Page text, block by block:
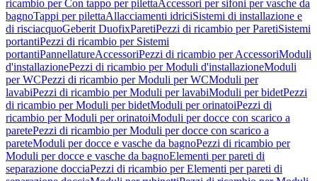
ricambio per Con tappo per pilettaAccessori per sifoni per vasche da
bagnoTappi per pilettaAllacciamenti idriciSistemi di installazione e
di risciacquoGeberit DuofixParetiPezzi di ricambio per ParetiSistemi
portantiPezzi di ricambio per Sistemi
portantiPannellatureAccessoriPezzi di ricambio per AccessoriModuli
d'installazionePezzi di ricambio per Moduli d'installazioneModuli
per WCPezzi di ricambio per Moduli per WCModuli per
lavabiPezzi di ricambio per Moduli per lavabiModuli per bidetPezzi
di ricambio per Moduli per bidetModuli per orinatoiPezzi di
ricambio per Moduli per orinatoiModuli per docce con scarico a
paretePezzi di ricambio per Moduli per docce con scarico a
pareteModuli per docce e vasche da bagnoPezzi di ricambio per
Moduli per docce e vasche da bagnoElementi per pareti di
separazione docciaPezzi di ricambio per Elementi per pareti di